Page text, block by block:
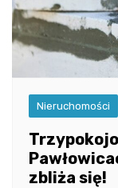
Nieruchomości
zbliża się!